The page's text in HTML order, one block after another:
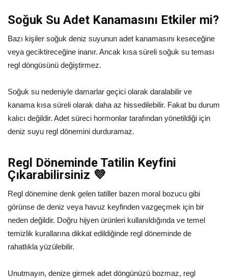
Soğuk Su Adet Kanamasını Etkiler mi?
Bazı kişiler soğuk deniz suyunun adet kanamasını keseceğine
veya geciktireceğine inanır. Ancak kısa süreli soğuk su teması
regl döngüsünü değiştirmez.
Soğuk su nedeniyle damarlar geçici olarak daralabilir ve
kanama kısa süreli olarak daha az hissedilebilir. Fakat bu durum
kalıcı değildir. Adet süreci hormonlar tarafından yönetildiği için
deniz suyu regl dönemini durduramaz.
Regl Döneminde Tatilin Keyfini
Çıkarabilirsiniz 💜
Regl dönemine denk gelen tatiller bazen moral bozucu gibi
görünse de deniz veya havuz keyfinden vazgeçmek için bir
neden değildir. Doğru hijyen ürünleri kullanıldığında ve temel
temizlik kurallarına dikkat edildiğinde regl döneminde de
rahatlıkla yüzülebilir.
Unutmayın, denize girmek adet döngünüzü bozmaz, regl